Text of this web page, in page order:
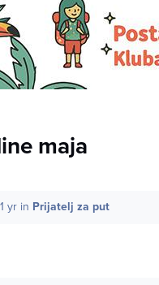
maja
1 yrin Prijatelj za put